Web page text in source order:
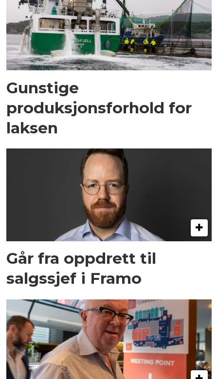
Gunstige
produksjonsforhold for
laksen
Går fra oppdrett til
salgssjef i Framo